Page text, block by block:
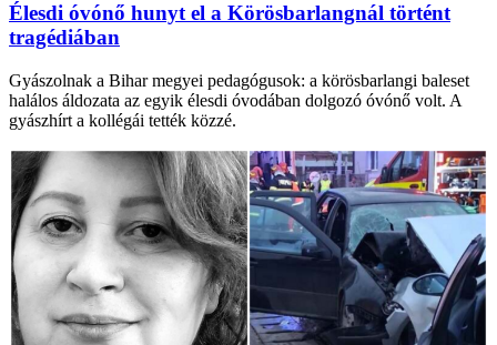
Élesdi óvónő hunyt el a Körösbarlangnál történt
tragédiában
Gyászolnak a Bihar megyei pedagógusok: a körösbarlangi baleset
halálos áldozata az egyik élesdi óvodában dolgozó óvónő volt. A
gyászhírt a kollégái tették közzé.